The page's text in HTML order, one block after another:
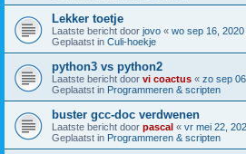
Lekker toetje
Laatste bericht door jovo « wo sep 16,
Geplaatst in Culi-hoekje
python3 vs python2
Laatste bericht door vi coactus « zo sep
Geplaatst in Programmeren & scripten
buster gcc-doc verdwenen
Laatste bericht door pascal « vr mei 22,
Geplaatst in Programmeren & scripten